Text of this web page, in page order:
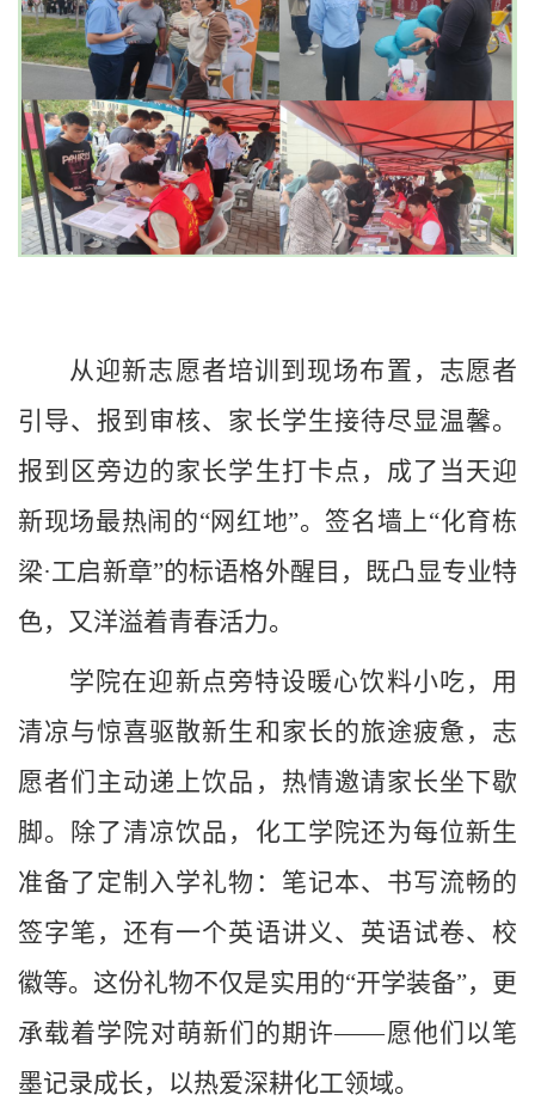
从迎新志愿者培训到现场布置，志愿者
引导、报到审核、家长学生接待尽显温馨。
报到区旁边的家长学生打卡点，成了当天迎
新现场最热闹的“网红地”。签名墙上“化育栋
梁·工启新章”的标语格外醒目，既凸显专业特
色，又洋溢着青春活力。
学院在迎新点旁特设暖心饮料小吃，用
清凉与惊喜驱散新生和家长的旅途疲惫，志
愿者们主动递上饮品，热情邀请家长坐下歇
脚。除了清凉饮品，化工学院还为每位新生
准备了定制入学礼物：笔记本、书写流畅的
签字笔，还有一个英语讲义、英语试卷、校
徽等。这份礼物不仅是实用的“开学装备”，更
承载着学院对萌新们的期许——愿他们以笔
墨记录成长，以热爱深耕化工领域。